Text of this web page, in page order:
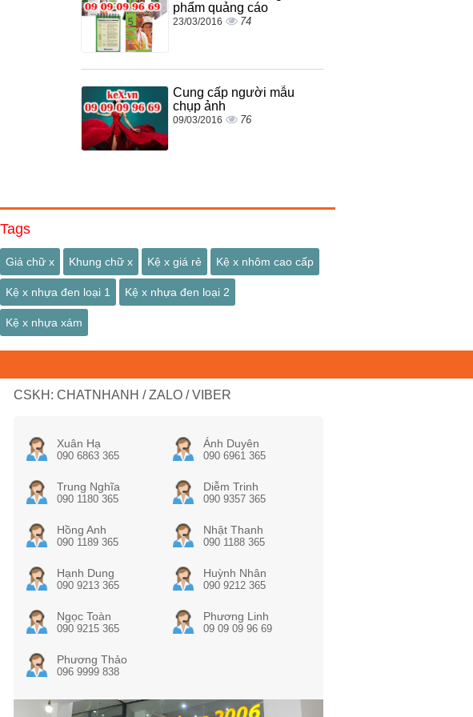
phẩm quảng cáo
23/03/2016 74
Cung cấp người mẫu
chụp ảnh
09/03/2016 76
Tags
Giá chữ x Khung chữ x Kệ x giá rẻ Kệ x nhôm cao cấp
Kệ x nhựa đen loại 1 Kệ x nhựa đen loại 2
Kệ x nhựa xám
CSKH: CHATNHANH / ZALO / VIBER
Xuân Hạ
090 6863 365
Ánh Duyên
090 6961 365
Trung Nghĩa
090 1180 365
Diễm Trinh
090 9357 365
Hồng Anh
090 1189 365
Nhật Thanh
090 1188 365
Hạnh Dung
090 9213 365
Huỳnh Nhân
090 9212 365
Ngọc Toàn
090 9215 365
Phương Linh
09 09 09 96 69
Phương Thảo
096 9999 838